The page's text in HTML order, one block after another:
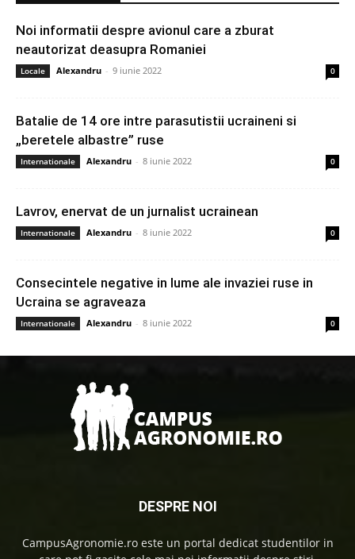
Noi informatii despre avionul care a zburat
neautorizat deasupra Romaniei
Locale Alexandru - 9 iunie 2022 0
Batalie de 14 ore intre parasutistii ucraineni si
„beretele albastre” ruse
Internationale Alexandru - 8 iunie 2022 0
Lavrov, enervat de un jurnalist ucrainean
Internationale Alexandru - 8 iunie 2022 0
Consecintele negative in lume ale invaziei ruse in
Ucraina se agraveaza
Internationale Alexandru - 8 iunie 2022 0
DESPRE NOI
CampusAgronomie.ro este un portal dedicat studentilor in